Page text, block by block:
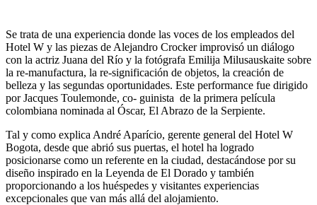
Se trata de una experiencia donde las voces de los empleados del
Hotel W y las piezas de Alejandro Crocker improvisó un diálogo
con la actriz Juana del Río y la fotógrafa Emilija Milusauskaite sobre
la re-manufactura, la re-significación de objetos, la creación de
belleza y las segundas oportunidades. Este performance fue dirigido
por Jacques Toulemonde, co- guinista de la primera película
colombiana nominada al Óscar, El Abrazo de la Serpiente.
Tal y como explica André Aparício, gerente general del Hotel W
Bogota, desde que abrió sus puertas, el hotel ha logrado
posicionarse como un referente en la ciudad, destacándose por su
diseño inspirado en la Leyenda de El Dorado y también
proporcionando a los huéspedes y visitantes experiencias
excepcionales que van más allá del alojamiento.